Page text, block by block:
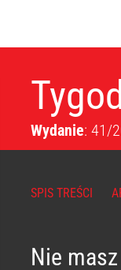
Wydanie: 41/
SPIS TREŚCI
Nie